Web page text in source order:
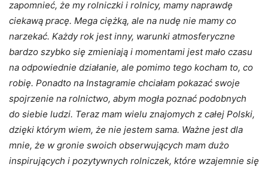
zapomnieć, że my rolniczki i rolnicy, mamy naprawdę
ciekawą pracę. Mega ciężką, ale na nudę nie mamy co
narzekać. Każdy rok jest inny, warunki atmosferyczne
bardzo szybko się zmieniają i momentami jest mało czasu
na odpowiednie działanie, ale pomimo tego kocham to, co
robię. Ponadto na Instagramie chciałam pokazać swoje
spojrzenie na rolnictwo, abym mogła poznać podobnych
do siebie ludzi. Teraz mam wielu znajomych z całej Polski,
dzięki którym wiem, że nie jestem sama. Ważne jest dla
mnie, że w gronie swoich obserwujących mam dużo
inspirujących i pozytywnych rolniczek, które wzajemnie się